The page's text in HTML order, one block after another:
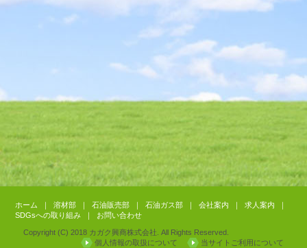
ホーム ｜溶材部 ｜石油販売部 ｜石油ガス部 ｜会社案内 ｜求人案内
｜
SDGsへの取り組み ｜ お問い合わせ
Copyright (C) 2018 カガク興商株式会社. All Rights Reserved.
個人情報の取扱について
当サイトご利用について